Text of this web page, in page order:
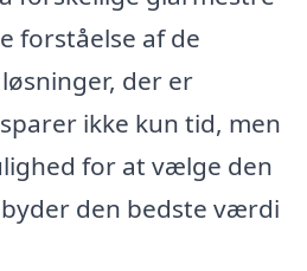
forståelse af de
der er
ikke kun tid, men
for at vælge den
den bedste værdi